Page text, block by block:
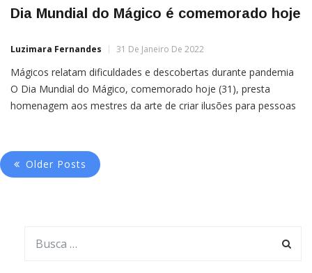
Dia Mundial do Mágico é comemorado hoje
Luzimara Fernandes 31 De Janeiro De 2022
Mágicos relatam dificuldades e descobertas durante pandemia
O Dia Mundial do Mágico, comemorado hoje (31), presta
homenagem aos mestres da arte de criar ilusões para pessoas
Older Posts